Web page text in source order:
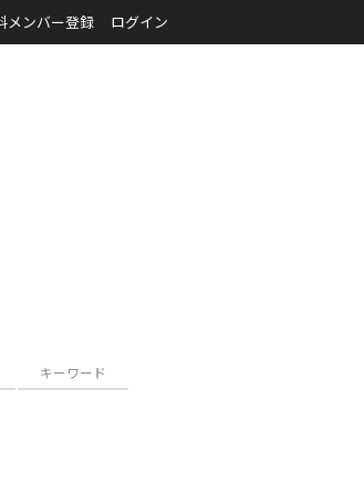
メンバー登録 ログイン
キーワード